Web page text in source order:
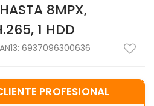
8MPX,
1 HDD
6937096300636
PROFESIONAL